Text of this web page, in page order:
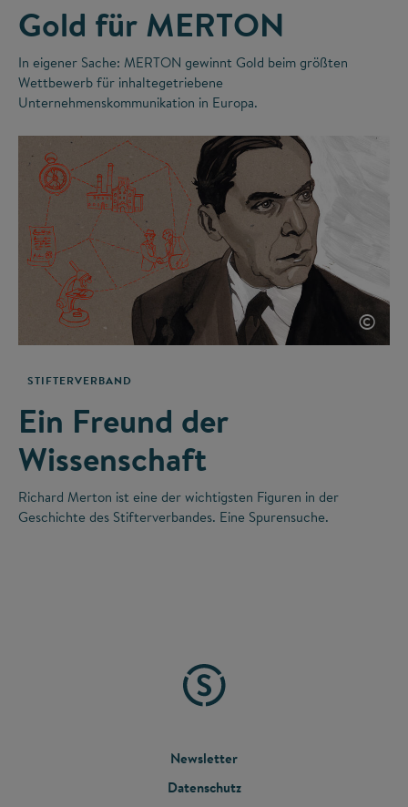
Gold für MERTON
In eigener Sache: MERTON gewinnt Gold beim größten
Wettbewerb für inhaltegetriebene
Unternehmenskommunikation in Europa.
©
STIFTERVERBAND
Ein Freund der
Wissenschaft
Richard Merton ist eine der wichtigsten Figuren in der
Geschichte des Stifterverbandes. Eine Spurensuche.
FOOTER
MENU
Newsletter
Datenschutz